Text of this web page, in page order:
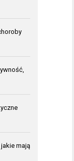
mają